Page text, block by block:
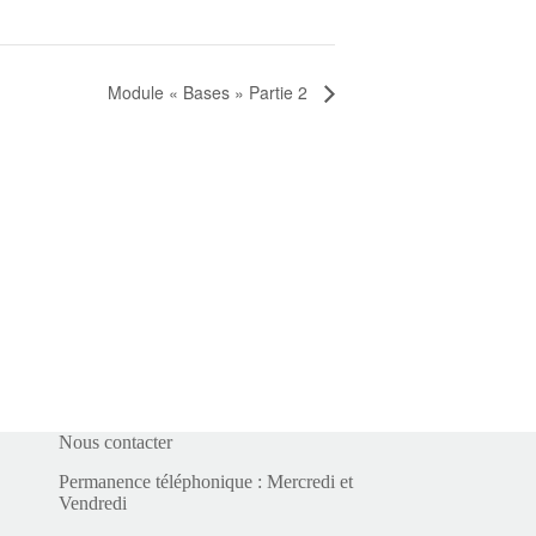
Module « Bases » Partie 2
Nous contacter
Permanence téléphonique : Mercredi et
Vendredi